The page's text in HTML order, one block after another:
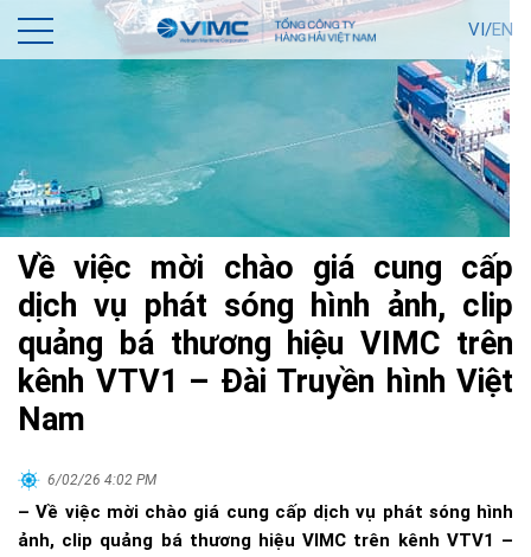
VI/EN
Về việc mời chào giá cung cấp
dịch vụ phát sóng hình ảnh, clip
quảng bá thương hiệu VIMC trên
kênh VTV1 – Đài Truyền hình Việt
Nam
6/02/26 4:02 PM
– Về việc mời chào giá cung cấp dịch vụ phát sóng hình
ảnh, clip quảng bá thương hiệu VIMC trên kênh VTV1 –